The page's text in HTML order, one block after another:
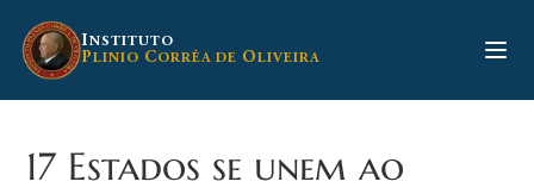
para
INSTITUTO
PLINIO CORRÊA DE OLIVEIRA
17 Estados se unem ao